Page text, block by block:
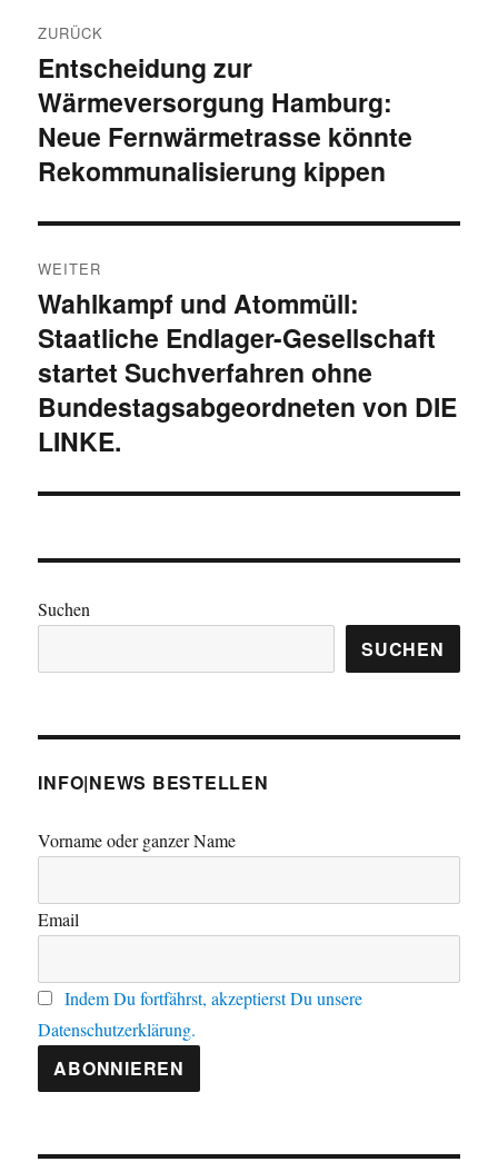
ZURÜCK
Vorheriger
Beitrag:
Entscheidung zur
Wärmeversorgung Hamburg:
Neue Fernwärmetrasse könnte
Rekommunalisierung kippen
WEITER
Nächster
Beitrag:
Wahlkampf und Atommüll:
Staatliche Endlager-Gesellschaft
startet Suchverfahren ohne
Bundestagsabgeordneten von DIE
LINKE.
Suchen
SUCHEN
INFO|NEWS BESTELLEN
Vorname oder ganzer Name
Email
Indem Du fortfährst, akzeptierst Du unsere
Datenschutzerklärung.